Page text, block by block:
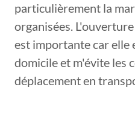
particulièrement la
organisées.
est importante car elle
domicile et m'évite les
déplacement en